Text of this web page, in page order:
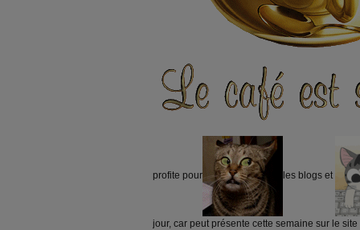
profite pour les blogs et
jour, car peut présente cette semaine sur le